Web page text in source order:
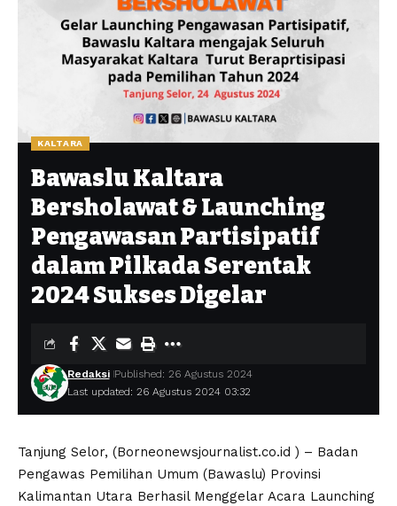
KALTARA
Bawaslu Kaltara
Bersholawat & Launching
Pengawasan Partisipatif
dalam Pilkada Serentak
2024 Sukses Digelar
Last updated: 26 Agustus 2024 03:32
Redaksi Published: 26 Agustus 2024
Tanjung Selor, (Borneonewsjournalist.co.id ) – Badan
Pengawas Pemilihan Umum (Bawaslu) Provinsi
Kalimantan Utara Berhasil Menggelar Acara Launching